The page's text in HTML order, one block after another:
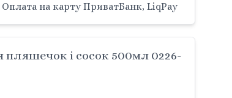
на карту ПриватБанк, LiqPay
і сосок 500мл 0226-